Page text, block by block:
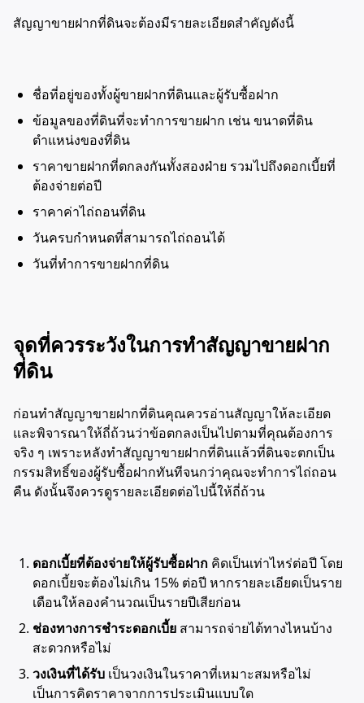
สัญญาขายฝากที่ดินจะต้องมีรายละเอียดสำคัญดังนี้
ชื่อที่อยู่ของทั้งผู้ขายฝากที่ดินและผู้รับซื้อฝาก
ข้อมูลของที่ดินที่จะทำการขายฝาก เช่น ขนาดที่ดิน
ตำแหน่งของที่ดิน
ราคาขายฝากที่ตกลงกันทั้งสองฝ่าย รวมไปถึงดอกเบี้ยที่
ต้องจ่ายต่อปี
ราคาค่าไถ่ถอนที่ดิน
วันครบกำหนดที่สามารถไถ่ถอนได้
วันที่ทำการขายฝากที่ดิน
จุดที่ควรระวังในการทำสัญญาขายฝาก
ที่ดิน
ก่อนทำสัญญาขายฝากที่ดินคุณควรอ่านสัญญาให้ละเอียด
และพิจารณาให้ถี่ถ้วนว่าข้อตกลงเป็นไปตามที่คุณต้องการ
จริง ๆ เพราะหลังทำสัญญาขายฝากที่ดินแล้วที่ดินจะตกเป็น
กรรมสิทธิ์ของผู้รับซื้อฝากทันทีจนกว่าคุณจะทำการไถ่ถอน
คืน ดังนั้นจึงควรดูรายละเอียดต่อไปนี้ให้ถี่ถ้วน
ดอกเบี้ยที่ต้องจ่ายให้ผู้รับซื้อฝาก คิดเป็นเท่าไหร่ต่อปี โดย
ดอกเบี้ยจะต้องไม่เกิน 15% ต่อปี หากรายละเอียดเป็นราย
เดือนให้ลองคำนวณเป็นรายปีเสียก่อน
ช่องทางการชำระดอกเบี้ย สามารถจ่ายได้ทางไหนบ้าง
สะดวกหรือไม่
วงเงินที่ได้รับ เป็นวงเงินในราคาที่เหมาะสมหรือไม่
เป็นการคิดราคาจากการประเมินแบบใด